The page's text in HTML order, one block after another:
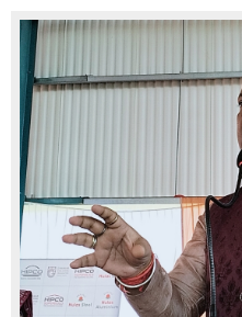
प्रमुख
समाचार
राष्ट्रिय
अन्तराष्ट्रिय
खेलकुद